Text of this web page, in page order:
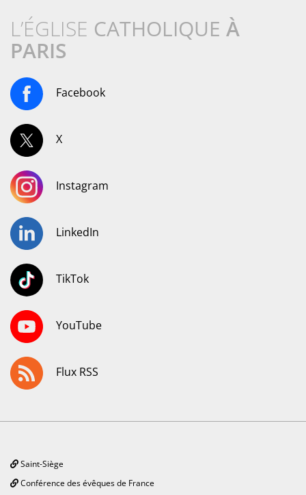
L’ÉGLISE CATHOLIQUE À
PARIS
Facebook
X
Instagram
LinkedIn
TikTok
YouTube
Flux RSS
Saint-Siège
Conférence des évêques de France